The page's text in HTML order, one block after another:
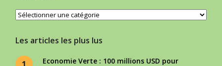
Catégories
Les articles les plus lus
Economie Verte : 100 millions USD pour